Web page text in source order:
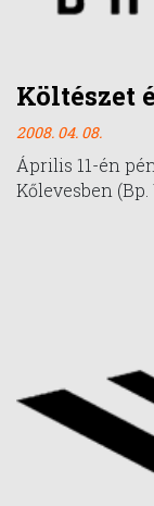
Költészet
2008. 04. 08.
Április 11-én
Kőlevesben